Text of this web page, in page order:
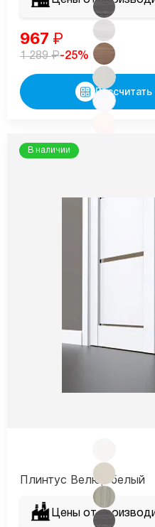
967 ₽
1 289₽-25%
В наличии
Плинтус Велюр белый
Цены от